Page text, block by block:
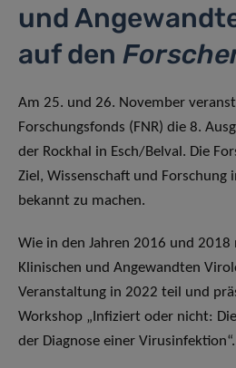
und
auf den
Am 25. und 26. November
Forschungsfonds (FNR) die 8.
der Rockhal in Esch/Belval. Die
Ziel, Wissenschaft und Forschung
bekannt zu machen.
Wie in den Jahren 2016 und 2018
Klinischen und Angewandten
Veranstaltung in 2022 teil und
Workshop „Infiziert oder nicht:
der Diagnose einer Virusinfektion“.